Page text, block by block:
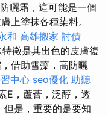
曬霜，這可能是一個
上塗抹各種染料。
和 高雄搬家 討債
徵是其出色的皮膚復
借助雪藻，高防曬
中心 seo優化 助聽
E，蘆薈，泛醇，透
是，重要的是要知